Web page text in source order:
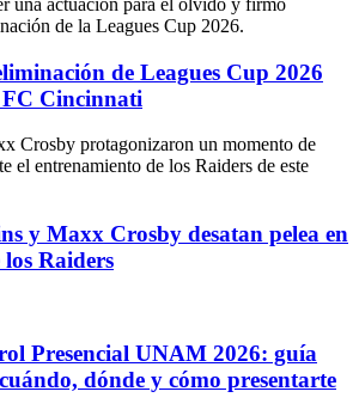
de Leagues Cup 2026
Cincinnati
y Maxx Crosby desatan pelea en
Raiders
Presencial UNAM 2026: guía
dónde y cómo presentarte